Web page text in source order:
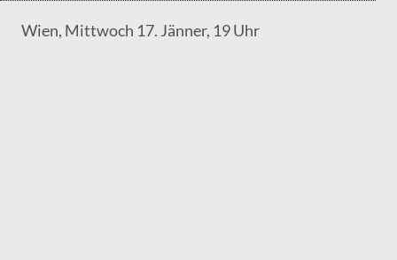
Wien, Mittwoch 17. Jänner, 19 Uhr